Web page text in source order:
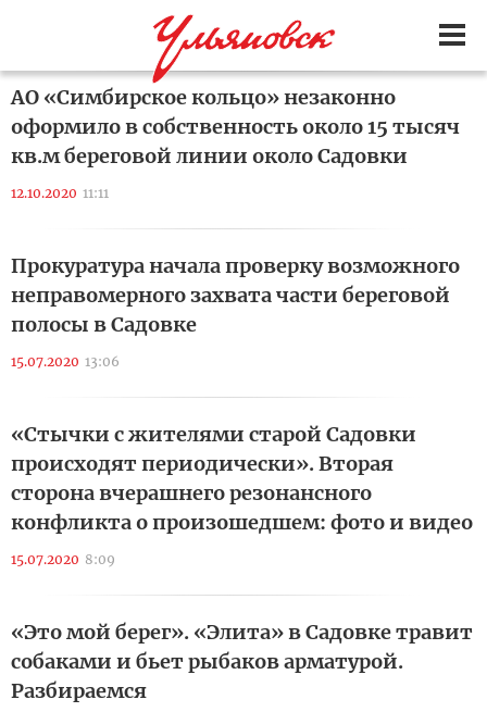
АО «Симбирское кольцо» незаконно
оформило в собственность около 15 тысяч
кв.м береговой линии около Садовки
12.10.2020 11:11
Прокуратура начала проверку возможного
неправомерного захвата части береговой
полосы в Садовке
15.07.2020 13:06
«Стычки с жителями старой Садовки
происходят периодически». Вторая
сторона вчерашнего резонансного
конфликта о произошедшем: фото и видео
15.07.2020 8:09
«Это мой берег». «Элита» в Садовке травит
собаками и бьет рыбаков арматурой.
Разбираемся